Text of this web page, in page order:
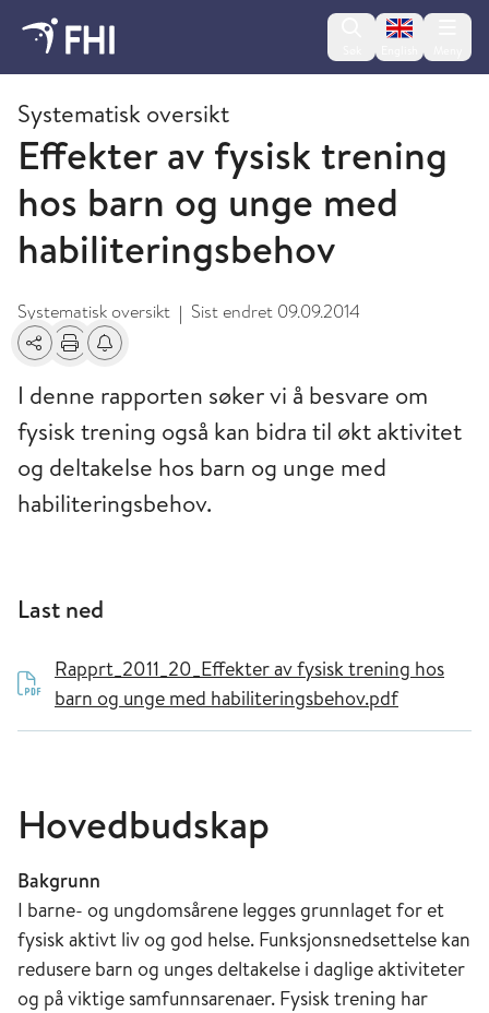
Change
2011 - publikasjoner fra FHI
Systematisk oversikt
Effekter av fysisk trening
hos barn og unge med
habiliteringsbehov
Systematisk oversikt | Sist endret 09.09.2014
Del Skriv utFå varsel om endringer
I denne rapporten søker vi å besvare om
fysisk trening også kan bidra til økt aktivitet
og deltakelse hos barn og unge med
habiliteringsbehov.
Last ned
Rapprt_2011_20_Effekter av fysisk trening hos
barn og unge med habiliteringsbehov.pdf
Hovedbudskap
Bakgrunn
I barne- og ungdomsårene legges grunnlaget for et
fysisk aktivt liv og god helse. Funksjonsnedsettelse kan
redusere barn og unges deltakelse i daglige aktiviteter
og på viktige samfunnsarenaer. Fysisk trening har